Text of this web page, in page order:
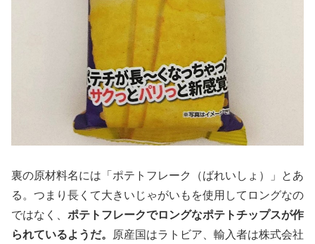
裏の原材料名には「ポテトフレーク（ばれいしょ）」とあ
る。つまり長くて大きいじゃがいもを使用してロングなの
ではなく、 ポテトフレークでロングなポテトチップスが作
られているようだ。
原産国はラトビア、輸入者は株式会社